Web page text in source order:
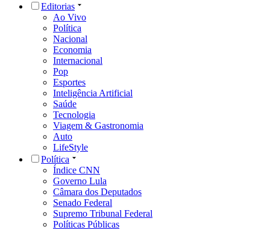
Editorias
Ao Vivo
Política
Nacional
Economia
Internacional
Pop
Esportes
Inteligência Artificial
Saúde
Tecnologia
Viagem & Gastronomia
Auto
LifeStyle
Política
Índice CNN
Governo Lula
Câmara dos Deputados
Senado Federal
Supremo Tribunal Federal
Políticas Públicas